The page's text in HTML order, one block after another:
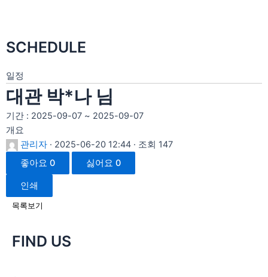
SCHEDULE
일정
대관 박*나 님
기간 : 2025-09-07 ~ 2025-09-07
개요
관리자 · 2025-06-20 12:44 · 조회 147
좋아요 0 싫어요 0
인쇄
목록보기
FIND US